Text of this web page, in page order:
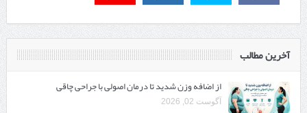
آخرین مطالب
از اضافه وزن شدید تا درمان اصولی با جراحی چاقی
آگوست 02, 2026